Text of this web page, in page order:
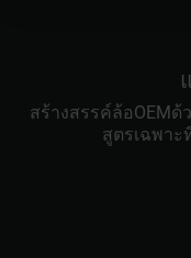
สร้างสรรค์ล้อOEMด้
สูตรเฉพา